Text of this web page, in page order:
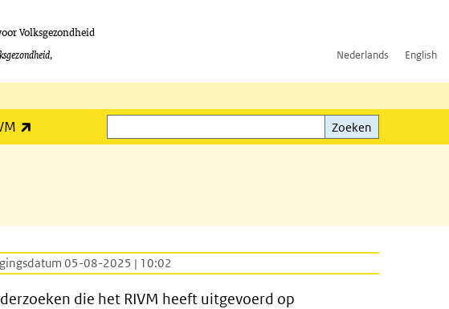
Volksgezondheid
Nederlands English
Zoeken
Zoeken
05-08-2025 | 10:02
die het RIVM heeft uitgevoerd op